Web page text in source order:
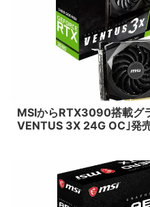
MSIからRTX3090搭載グ
VENTUS 3X 24G OC｣発